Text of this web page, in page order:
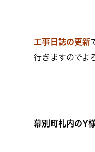
工事日誌の更新
行きますのでよ
幕別町札内のY